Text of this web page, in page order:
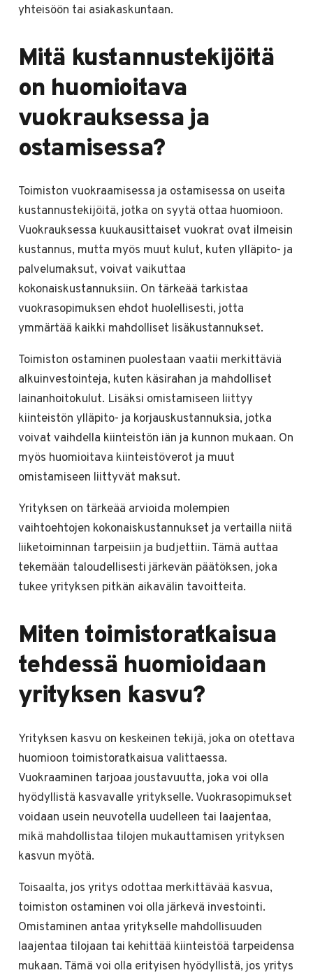
yhteisöön tai asiakaskuntaan.
Mitä kustannustekijöitä
on huomioitava
vuokrauksessa ja
ostamisessa?
Toimiston vuokraamisessa ja ostamisessa on useita
kustannustekijöitä, jotka on syytä ottaa huomioon.
Vuokrauksessa kuukausittaiset vuokrat ovat ilmeisin
kustannus, mutta myös muut kulut, kuten ylläpito- ja
palvelumaksut, voivat vaikuttaa
kokonaiskustannuksiin. On tärkeää tarkistaa
vuokrasopimuksen ehdot huolellisesti, jotta
ymmärtää kaikki mahdolliset lisäkustannukset.
Toimiston ostaminen puolestaan vaatii merkittäviä
alkuinvestointeja, kuten käsirahan ja mahdolliset
lainanhoitokulut. Lisäksi omistamiseen liittyy
kiinteistön ylläpito- ja korjauskustannuksia, jotka
voivat vaihdella kiinteistön iän ja kunnon mukaan. On
myös huomioitava kiinteistöverot ja muut
omistamiseen liittyvät maksut.
Yrityksen on tärkeää arvioida molempien
vaihtoehtojen kokonaiskustannukset ja vertailla niitä
liiketoiminnan tarpeisiin ja budjettiin. Tämä auttaa
tekemään taloudellisesti järkevän päätöksen, joka
tukee yrityksen pitkän aikavälin tavoitteita.
Miten toimistoratkaisua
tehdessä huomioidaan
yrityksen kasvu?
Yrityksen kasvu on keskeinen tekijä, joka on otettava
huomioon toimistoratkaisua valittaessa.
Vuokraaminen tarjoaa joustavuutta, joka voi olla
hyödyllistä kasvavalle yritykselle. Vuokrasopimukset
voidaan usein neuvotella uudelleen tai laajentaa,
mikä mahdollistaa tilojen mukauttamisen yrityksen
kasvun myötä.
Toisaalta, jos yritys odottaa merkittävää kasvua,
toimiston ostaminen voi olla järkevä investointi.
Omistaminen antaa yritykselle mahdollisuuden
laajentaa tilojaan tai kehittää kiinteistöä tarpeidensa
mukaan. Tämä voi olla erityisen hyödyllistä, jos yritys